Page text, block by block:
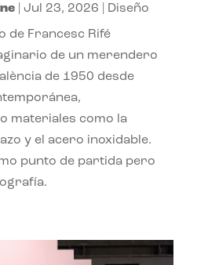
| Jul 23, 2026 Diseño
de Francesc Rifé
de un merendero
de 1950 desde
materiales como la
y el acero inoxidable.
punto de partida pero